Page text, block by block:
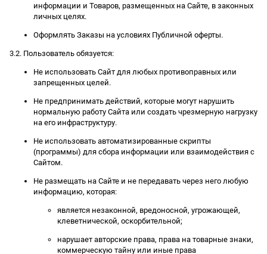
информации и Товаров, размещенных на Сайте, в законных
личных целях.
Оформлять Заказы на условиях Публичной оферты.
3.2. Пользователь обязуется:
Не использовать Сайт для любых противоправных или
запрещенных целей.
Не предпринимать действий, которые могут нарушить
нормальную работу Сайта или создать чрезмерную нагрузку
на его инфраструктуру.
Не использовать автоматизированные скрипты
(программы) для сбора информации или взаимодействия с
Сайтом.
Не размещать на Сайте и не передавать через него любую
информацию, которая:
является незаконной, вредоносной, угрожающей,
клеветнической, оскорбительной;
нарушает авторские права, права на товарные знаки,
коммерческую тайну или иные права